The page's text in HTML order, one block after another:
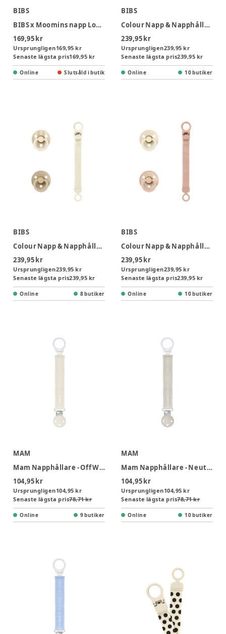
BIBS
BIBS x Moomins napp Loop Napphållare - Vanilla
169,95 kr
Ursprungligen169,95 kr
Senaste lägsta pris169,95 kr
Online Slutsåld i butik
BIBS
Colour Napp & Napphållare gåvoset Latex stl 1 - Sage
239,95 kr
Ursprungligen239,95 kr
Senaste lägsta pris239,95 kr
Online 10 butiker
BIBS
Colour Napp & Napphållare gåvoset Latex stl 1 - Ivory
239,95 kr
Ursprungligen239,95 kr
Senaste lägsta pris239,95 kr
Online 8 butiker
BIBS
Colour Napp & Napphållare gåvoset Latex stl 1 - Blush
239,95 kr
Ursprungligen239,95 kr
Senaste lägsta pris239,95 kr
Online 10 butiker
MAM
Mam Napphållare - Off White
104,95 kr
Ursprungligen104,95 kr
Senaste lägsta pris78,71 kr
Online 9 butiker
MAM
Mam Napphållare - Neutral
104,95 kr
Ursprungligen104,95 kr
Senaste lägsta pris78,71 kr
Online 10 butiker